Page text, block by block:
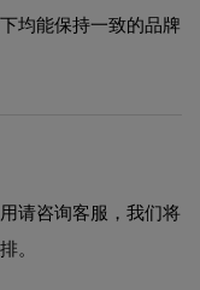
均能保持一致的品牌
请咨询客服，我们将
。